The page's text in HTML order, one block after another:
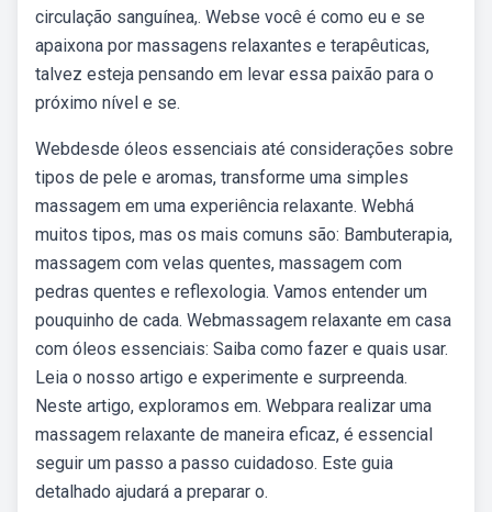
circulação sanguínea,. Webse você é como eu e se
apaixona por massagens relaxantes e terapêuticas,
talvez esteja pensando em levar essa paixão para o
próximo nível e se.
Webdesde óleos essenciais até considerações sobre
tipos de pele e aromas, transforme uma simples
massagem em uma experiência relaxante. Webhá
muitos tipos, mas os mais comuns são: Bambuterapia,
massagem com velas quentes, massagem com
pedras quentes e reflexologia. Vamos entender um
pouquinho de cada. Webmassagem relaxante em casa
com óleos essenciais: Saiba como fazer e quais usar.
Leia o nosso artigo e experimente e surpreenda.
Neste artigo, exploramos em. Webpara realizar uma
massagem relaxante de maneira eficaz, é essencial
seguir um passo a passo cuidadoso. Este guia
detalhado ajudará a preparar o.